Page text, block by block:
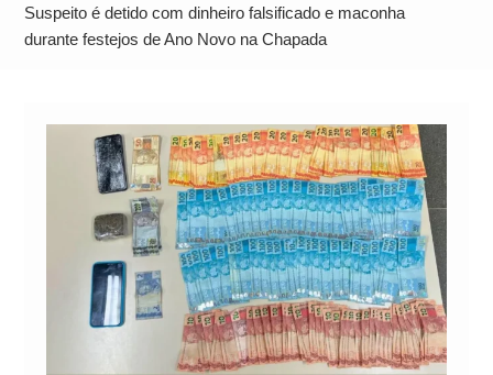
Alto
Suspeito é detido com dinheiro falsificado e maconha
durante festejos de Ano Novo na Chapada